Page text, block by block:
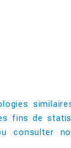
fins de
consulter